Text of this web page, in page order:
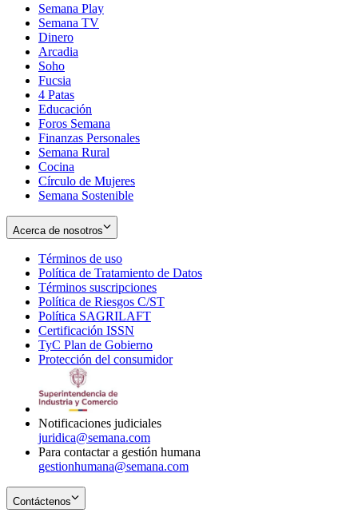
Semana Play
Semana TV
Dinero
Arcadia
Soho
in
new
window
Fucsia
in
new
window
4 Patas
Educación
Foros Semana
Finanzas Personales
Semana Rural
Cocina
Círculo de Mujeres
Semana Sostenible
Acerca de nosotros
Términos de uso
in
new
window
Política de Tratamiento de Datos
Términos suscripciones
in
Política de Riesgos C/ST
Política SAGRILAFT
new
window
Certificación ISSN
in
new
TyC Plan de Gobierno
in
Protección del consumidorOpens
Notificaciones judiciales
juridica@semana.com
Para contactar a gestión humana
gestionhumana@semana.com
Contáctenos